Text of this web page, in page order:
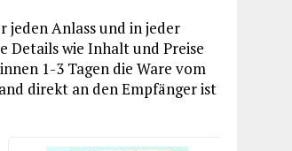
jeden Anlass und in jeder
Details wie Inhalt und Preise
1-3 Tagen die Ware vom
direkt an den Empfänger ist